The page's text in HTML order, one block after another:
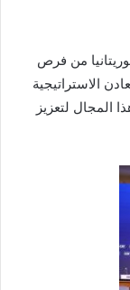
من فرص
الاستراتيجية
المجال لتعزيز